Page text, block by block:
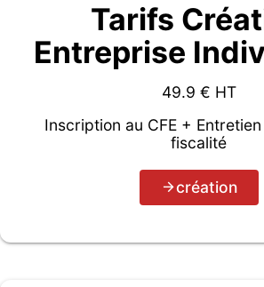
Tarifs
Entreprise
49.9 € HT
Inscription au CFE +
fiscalité
création